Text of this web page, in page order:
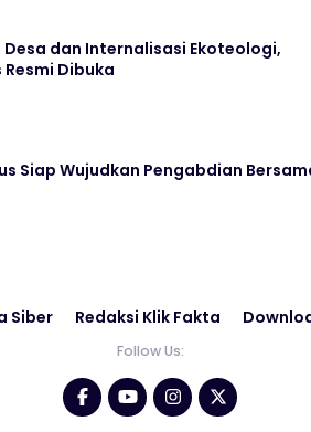
dan Internalisasi Ekoteologi,
Resmi Dibuka
Siap Wujudkan Pengabdian
Siber Redaksi Klik Fakta
Follow Us: